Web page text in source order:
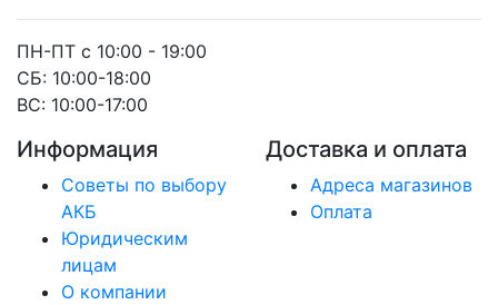
ПН-ПТ с 10:00 - 19:00
СБ: 10:00-18:00
ВС: 10:00-17:00
Информация
Советы по выбору
АКБ
Юридическим
лицам
О компании
Доставка и оплата
Адреса магазинов
Оплата